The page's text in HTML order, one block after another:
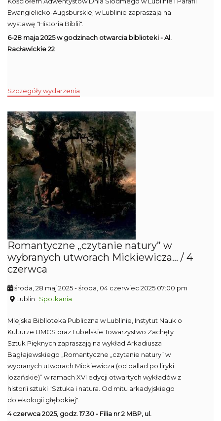
Ewangielicko-Augsburskiej w Lublinie zapraszają na
wystawę "Historia Biblii".
6-28 maja 2025 w godzinach otwarcia biblioteki - Al.
Racławickie 22
Szczegóły wydarzenia
Romantyczne „czytanie natury” w
wybranych utworach Mickiewicza... / 4
czerwca
środa, 28 maj 2025- środa, 04 czerwiec 2025 07:00 pm
Lublin
Spotkania
Miejska Biblioteka Publiczna w Lublinie, Instytut Nauk o
Kulturze UMCS oraz Lubelskie Towarzystwo Zachęty
Sztuk Pięknych zapraszają na wykład Arkadiusza
Bagłajewskiego „Romantyczne „czytanie natury” w
wybranych utworach Mickiewicza (od ballad po liryki
lozańskie)” w ramach XVI edycji otwartych wykładów z
historii sztuki "Sztuka i natura. Od mitu arkadyjskiego
do ekologii głębokiej".
4 czerwca 2025, godz. 17.30 - Filia nr 2 MBP, ul.